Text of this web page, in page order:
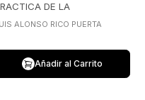
DE LA
ESTATAL
ALONSO RICO PUERTA
Añadir al Carrito